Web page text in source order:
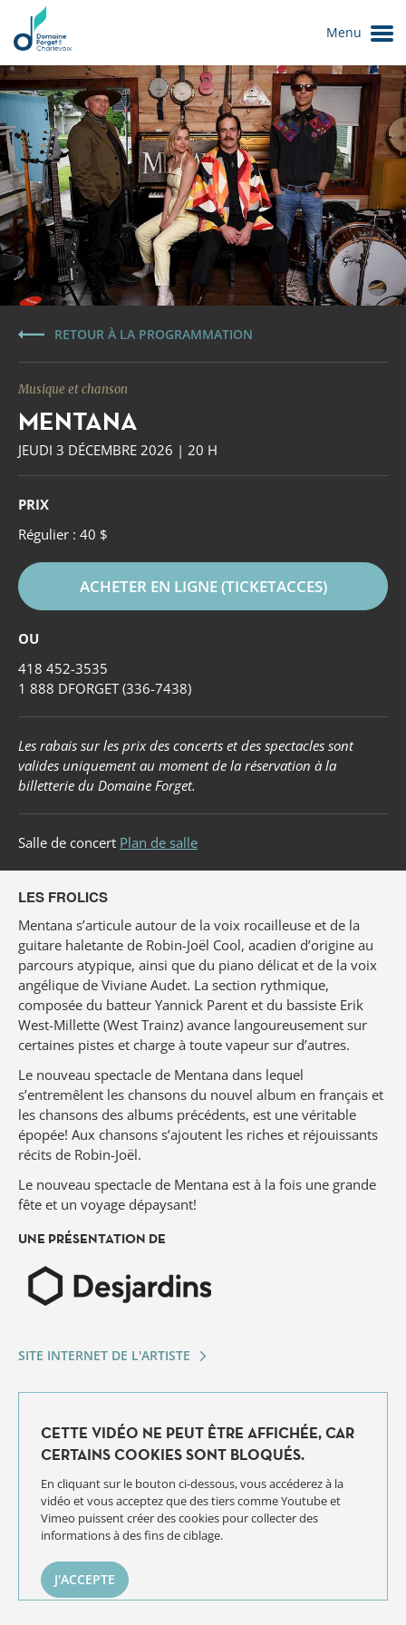
Le Domaine
Forget
Menu
RETOUR À LA PROGRAMMATION
Musique et chanson
MENTANA
JEUDI 3 DÉCEMBRE 2026 | 20 H
PRIX
Régulier : 40 $
ACHETER EN LIGNE (TICKETACCES)
OU
418 452-3535
1 888 DFORGET (336-7438)
Les rabais sur les prix des concerts et des spectacles sont
valides uniquement au moment de la réservation à la
billetterie du Domaine Forget.
Salle de concert Plan de salle
LES FROLICS
Mentana s’articule autour de la voix rocailleuse et de la
guitare haletante de Robin-Joël Cool, acadien d’origine au
parcours atypique, ainsi que du piano délicat et de la voix
angélique de Viviane Audet. La section rythmique,
composée du batteur Yannick Parent et du bassiste Erik
West-Millette (West Trainz) avance langoureusement sur
certaines pistes et charge à toute vapeur sur d’autres.
Le nouveau spectacle de Mentana dans lequel
s’entremêlent les chansons du nouvel album en français et
les chansons des albums précédents, est une véritable
épopée! Aux chansons s’ajoutent les riches et réjouissants
récits de Robin-Joël.
Le nouveau spectacle de Mentana est à la fois une grande
fête et un voyage dépaysant!
UNE PRÉSENTATION DE
SITE INTERNET DE L'ARTISTE
CETTE VIDÉO NE PEUT ÊTRE AFFICHÉE, CAR
CERTAINS COOKIES SONT BLOQUÉS.
En cliquant sur le bouton ci-dessous, vous accéderez à la
vidéo et vous acceptez que des tiers comme Youtube et
Vimeo puissent créer des cookies pour collecter des
informations à des fins de ciblage.
J'ACCEPTE